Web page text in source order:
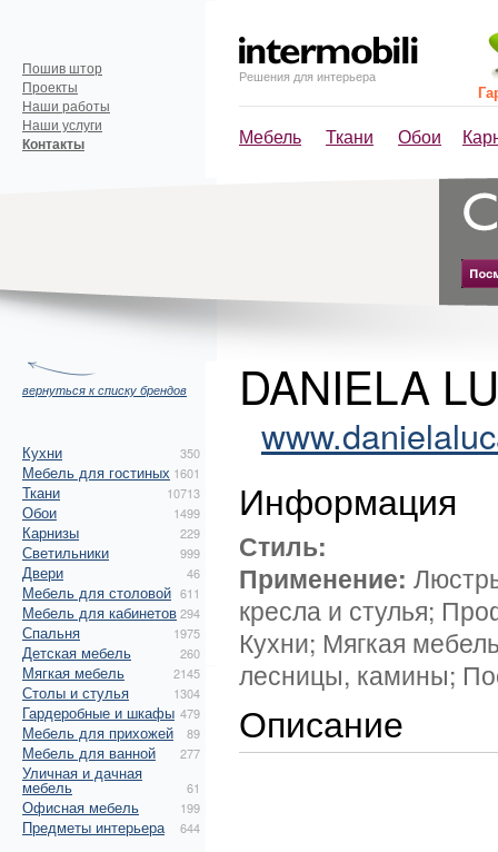
Решения для интерьера
Мебель Ткани Обои
Пошив штор
Проекты
Наши работы
Наши услуги
Контакты
вернуться к списку брендов
Кухни 350
Мебель для гостиных 1601
Ткани 10713
Обои 1499
Карнизы 229
Светильники 999
Двери 46
Мебель для столовой 611
Мебель для кабинетов294
Спальня 1975
Детская мебель 260
Мягкая мебель 2145
Столы и стулья 1304
Гардеробные и шкафы 479
Мебель для прихожей 89
Мебель для ванной 277
Уличная и дачная
мебель 61
Офисная мебель 199
Предметы интерьера 644
DANIELA
Информация
Стиль:
Применение:
кресла и стулья;
Кухни; Мягкая
лесницы, камины;
Описание